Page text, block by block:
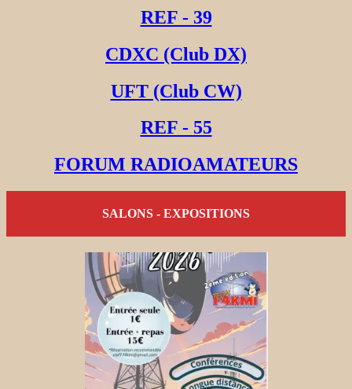
REF - 39
CDXC (Club DX)
UFT (Club CW)
REF - 55
FORUM RADIOAMATEURS
SALONS - EXPOSITIONS